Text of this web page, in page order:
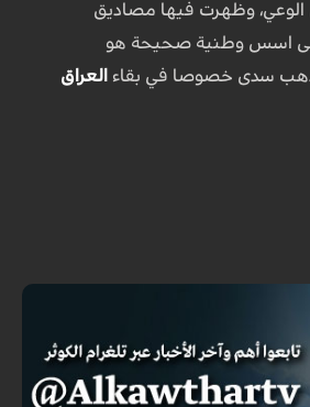
الوعي، وظهرت فيها مصاديق
على اسس وطنية صحيحة هو
تذهب سدى خصوصا في بقاء العراق